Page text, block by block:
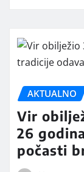
AKTUALNO
Vir
26
počasti